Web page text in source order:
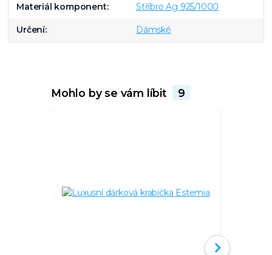
Materiál komponent Stříbro Ag 925/1000
Určení Dámské
Mohlo by se vám líbit 9